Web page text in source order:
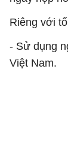
Riêng với
- Sử dụng
Việt Nam.